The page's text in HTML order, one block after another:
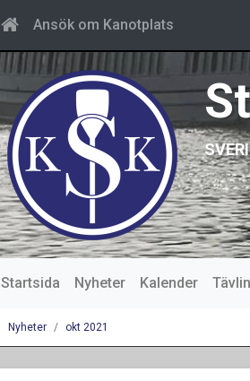
Ansök om Kanotplats
Startsida Nyheter Kalender
Nyheter okt 2021